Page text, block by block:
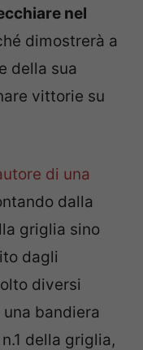
nel
dimostrerà a
della sua
vittorie su
di una
dalla
griglia sino
dagli
diversi
bandiera
della griglia,